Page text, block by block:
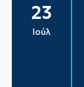
23
Ιούλ